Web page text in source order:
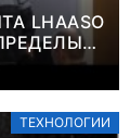
LHAASO
ТЕМНОЙ
ТЕХНОЛОГИИ